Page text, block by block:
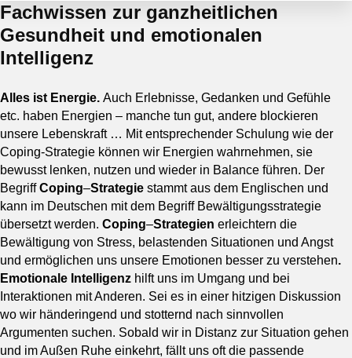
Fachwissen zur ganzheitlichen
Gesundheit und emotionalen
Intelligenz
Alles ist Energie. Auch Erlebnisse, Gedanken und Gefühle
etc. haben Energien – manche tun gut, andere blockieren
unsere Lebenskraft … Mit entsprechender Schulung wie der
Coping-Strategie können wir Energien wahrnehmen, sie
bewusst lenken, nutzen und wieder in Balance führen. Der
BegriffCoping–Strategie stammt aus dem Englischen und
kann im Deutschen mit dem Begriff Bewältigungsstrategie
übersetzt werden. Coping–Strategien erleichtern die
Bewältigung von Stress, belastenden Situationen und Angst
und ermöglichen uns unsere Emotionen besser zu verstehen
Emotionale Intelligenz hilft uns im Umgang und bei
Interaktionen mit Anderen. Sei es in einer hitzigen Diskussion
wo wir händeringend und stotternd nach sinnvollen
Argumenten suchen. Sobald wir in Distanz zur Situation gehen
und im Außen Ruhe einkehrt, fällt uns oft die passende